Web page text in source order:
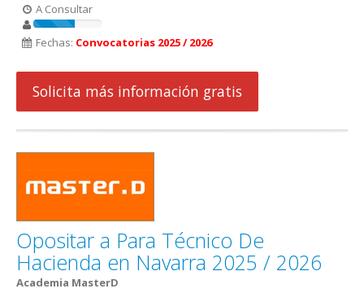
A Consultar
Fechas: Convocatorias 2025 / 2026
Solicita más información gratis
Opositar a Para Técnico De
Hacienda en Navarra 2025 / 2026
Academia MasterD